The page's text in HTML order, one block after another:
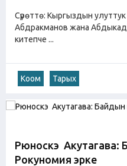
Сүрөттө: Кыргыздын
Абдракманов жана
китепче ...
Коом Тарых
Рюноскэ Акутагава:
Рокуномия эрке